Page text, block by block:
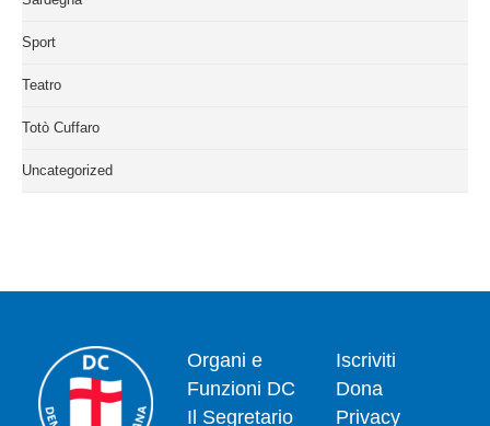
Sport
Teatro
Totò Cuffaro
Uncategorized
Organi e
Funzioni DC
Il Segretario
Iscriviti
Dona
Privacy